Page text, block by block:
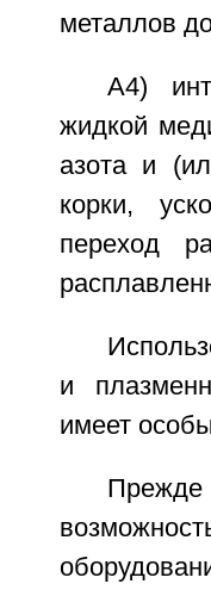
металлов
А4)
жидкой
азота и
корки,
переход
и
имеет